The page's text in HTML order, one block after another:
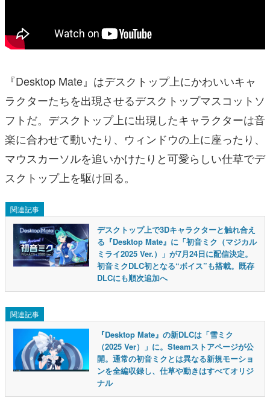
『Desktop Mate』はデスクトップ上にかわいいキャ
ラクターたちを出現させるデスクトップマスコットソ
フトだ。デスクトップ上に出現したキャラクターは音
楽に合わせて動いたり、ウィンドウの上に座ったり、
マウスカーソルを追いかけたりと可愛らしい仕草でデ
スクトップ上を駆け回る。
関連記事
デスクトップ上で3Dキャラクターと触れ合え
る『Desktop Mate』に「初音ミク（マジカル
ミライ2025 Ver.）」が7月24日に配信決定。
初音ミクDLC初となる“ボイス”も搭載。既存
DLCにも順次追加へ
関連記事
『Desktop Mate』の新DLCは「雪ミク
（2025 Ver）」に。Steamストアページが公
開。通常の初音ミクとは異なる新規モーショ
ンを全編収録し、仕草や動きはすべてオリジ
ナル